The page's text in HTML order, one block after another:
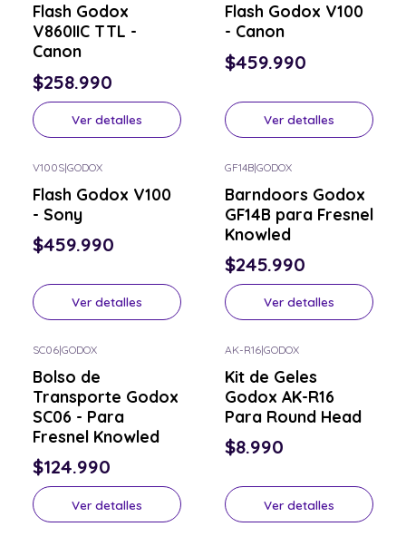
Flash Godox
V860IIC TTL -
Canon
$258.990
Ver detalles
Flash Godox V100
- Canon
$459.990
Ver detalles
V100S|GODOX
Flash Godox V100
- Sony
$459.990
Ver detalles
GF14B|GODOX
Barndoors Godox
GF14B para Fresnel
Knowled
$245.990
Ver detalles
SC06|GODOX
Bolso de
Transporte Godox
SC06 - Para
Fresnel Knowled
$124.990
Ver detalles
AK-R16|GODOX
Kit de Geles
Godox AK-R16
Para Round Head
$8.990
Ver detalles